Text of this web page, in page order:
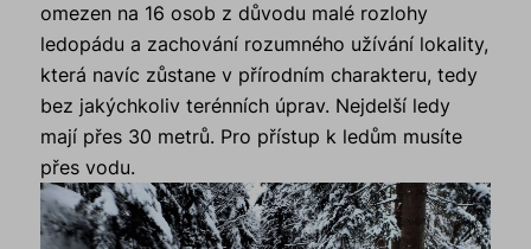
omezen na 16 osob z důvodu malé rozlohy
ledopádu a zachování rozumného užívání lokality,
která navíc zůstane v přírodním charakteru, tedy
bez jakýchkoliv terénních úprav. Nejdelší ledy
mají přes 30 metrů. Pro přístup k ledům musíte
přes vodu.